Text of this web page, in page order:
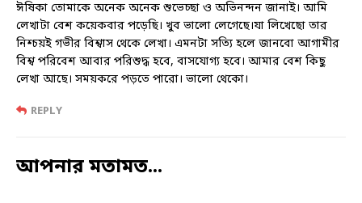
ঈষিকা তোমাকে অনেক অনেক শুভেচ্ছা ও অভিনন্দন জানাই। আমি
লেখাটা বেশ কয়েকবার পড়েছি। খুব ভালো লেগেছে।যা লিখেছো তার
নিশ্চয়ই গভীর বিশ্বাস থেকে লেখা। এমনটা সত্যি হলে জানবো আগামীর
বিশ্ব পরিবেশ আবার পরিশুদ্ধ হবে, বাসযোগ্য হবে। আমার বেশ কিছু
লেখা আছে। সময়করে পড়তে পারো। ভালো থেকো।
REPLY
আপনার মতামত...